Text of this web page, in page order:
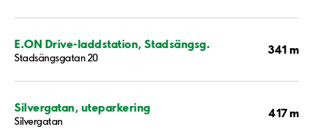
E.ON Drive-laddstation, Stadsängsg.
Stadsängsgatan 20
341 m
Silvergatan, uteparkering
Silvergatan
417 m